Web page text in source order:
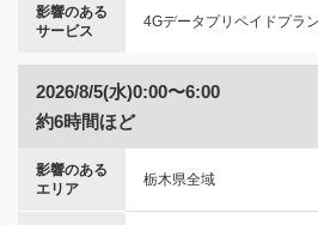
影響のある
サービス
4Gデータプリペイドプラ
2026/8/5(水)0:00〜6:00
約6時間ほど
影響のある
エリア
栃木県全域